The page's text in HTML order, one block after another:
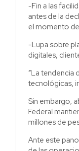
-Fin a las
antes de la
el momento
-Lupa sobre
digitales,
“La tendencia
tecnológicas,
Sin embargo,
Federal
millones de
Ante este